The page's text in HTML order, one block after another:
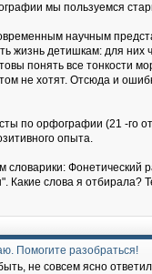
мы пользуемся
научным
жизнь детишкам: для них
понять все тонкости
не хотят. Отсюда и
по орфографии (21 -го
опыта.
Фонетический
Какие слова я отбирала?
Помогите разобраться!
не совсем ясно